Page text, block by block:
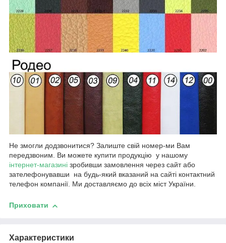
Не змогли додзвонитися? Залиште свій номер-ми Вам
передзвоним. Ви можете купити продукцію у нашому
інтернет-магазині зробивши замовлення через сайт або
зателефонувавши на будь-який вказаний на сайті контактний
телефон компанії. Ми доставляємо до всіх міст України.
Приховати
Характеристики